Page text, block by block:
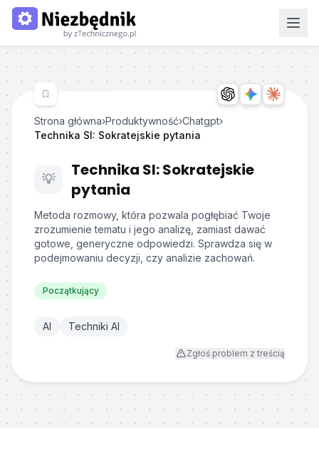
Strona główna›Produktywność›Chatgpt›
Technika SI: Sokratejskie pytania
💡
Technika SI: Sokratejskie
pytania
Metoda rozmowy, która pozwala pogłębiać Twoje
zrozumienie tematu i jego analizę, zamiast dawać
gotowe, generyczne odpowiedzi. Sprawdza się w
podejmowaniu decyzji, czy analizie zachowań.
Początkujący
AI Techniki AI
Zgłoś problem z treścią